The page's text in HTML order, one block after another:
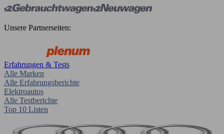
Unsere Partnerseiten:
Erfahrungen & Tests
Alle Marken
Alle Erfahrungsberichte
Elektroautos
Alle Testberichte
Top 10 Listen